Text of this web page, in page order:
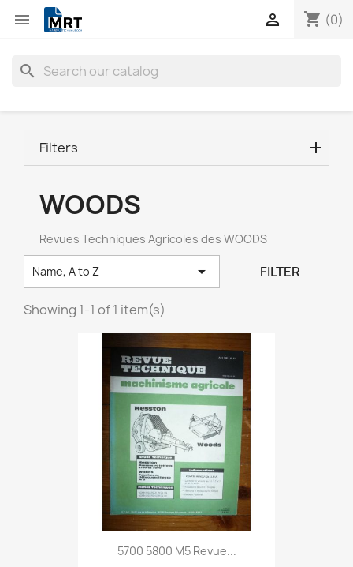
 shopping_cart (0)

search
Filters
WOODS
Revues Techniques Agricoles des WOODS
Name, A to Z  FILTER
Showing 1-1 of 1 item(s)
5700 5800 M5 Revue...